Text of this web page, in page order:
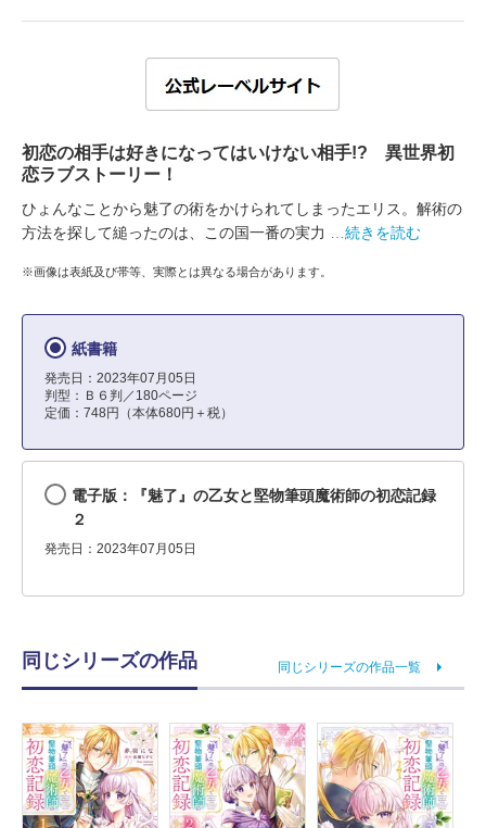
初恋の相手は好きになってはいけない相手!? 異世界初
恋ラブストーリー！
ひょんなことから魅了の術をかけられてしまったエリス。解術の
方法を探して縋ったのは、この国一番の実力
…続きを読む
※画像は表紙及び帯等、実際とは異なる場合があります。
紙書籍
発売日：2023年07月05日
判型：Ｂ６判／180ページ
定価：748円（本体680円＋税）
電子版：『魅了』の乙女と堅物筆頭魔術師の初恋記録
２
発売日：2023年07月05日
同じシリーズの作品 同じシリーズの作品一覧